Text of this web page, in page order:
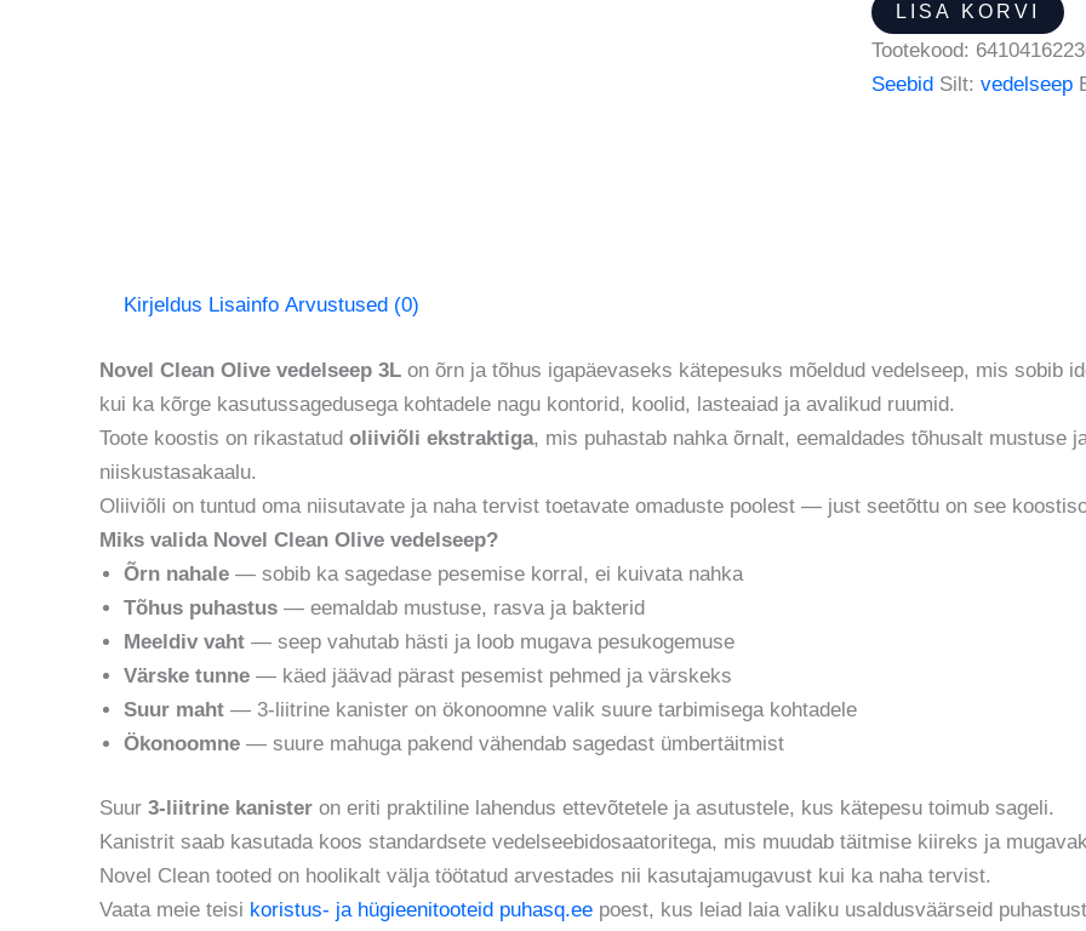
LISA KORVI
Tootekood:
Seebid Silt:vedelseep
Kirjeldus Lisainfo Arvustused (0)
Novel Clean Olive vedelseep 3L on õrn ja tõhus igapäevaseks kätepesuks mõeldud vedelseep, mis sobib
kui ka kõrge kasutussagedusega kohtadele nagu kontorid, koolid, lasteaiad ja avalikud ruumid.
Toote koostis on rikastatud oliiviõli ekstraktiga, mis puhastab nahka õrnalt, eemaldades tõhusalt mustuse
niiskustasakaalu.
Oliiviõli on tuntud oma niisutavate ja naha tervist toetavate omaduste poolest — just seetõttu on see
Miks valida Novel Clean Olive vedelseep?
Õrn nahale — sobib ka sagedase pesemise korral, ei kuivata nahka
Tõhus puhastus — eemaldab mustuse, rasva ja bakterid
Meeldiv vaht — seep vahutab hästi ja loob mugava pesukogemuse
Värske tunne — käed jäävad pärast pesemist pehmed ja värskeks
Suur maht — 3-liitrine kanister on ökonoomne valik suure tarbimisega kohtadele
Ökonoomne — suure mahuga pakend vähendab sagedast ümbertäitmist
Suur 3-liitrine kanister on eriti praktiline lahendus ettevõtetele ja asutustele, kus kätepesu toimub sageli.
Kanistrit saab kasutada koos standardsete vedelseebidosaatoritega, mis muudab täitmise kiireks ja
Novel Clean tooted on hoolikalt välja töötatud arvestades nii kasutajamugavust kui ka naha tervist.
Vaata meie teisi koristus- ja hügieenitooteid puhasq.ee poest, kus leiad laia valiku usaldusväärseid